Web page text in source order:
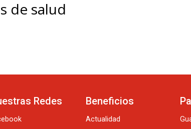
de salud
Redes Beneficios
Actualidad